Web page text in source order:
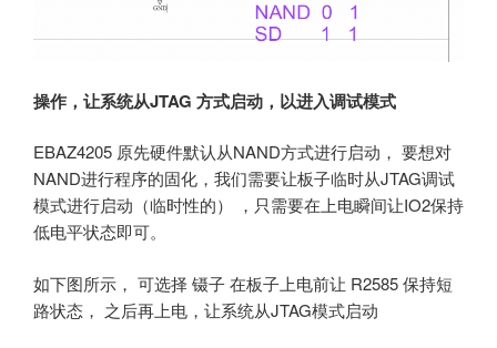
操作，让系统从JTAG 方式启动，以进入调试模式
EBAZ4205 原先硬件默认从NAND方式进行启动， 要想对
NAND进行程序的固化，我们需要让板子临时从JTAG调试
模式进行启动（临时性的） ，只需要在上电瞬间让IO2保持
低电平状态即可。
如下图所示， 可选择 镊子 在板子上电前让 R2585 保持短
路状态， 之后再上电，让系统从JTAG模式启动